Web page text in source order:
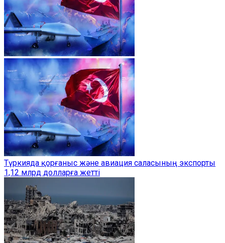
Түркияда қорғаныс және авиация саласының экспорты
1,12 млрд долларға жетті